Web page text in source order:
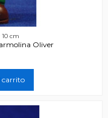
cm
Oliver
carrito